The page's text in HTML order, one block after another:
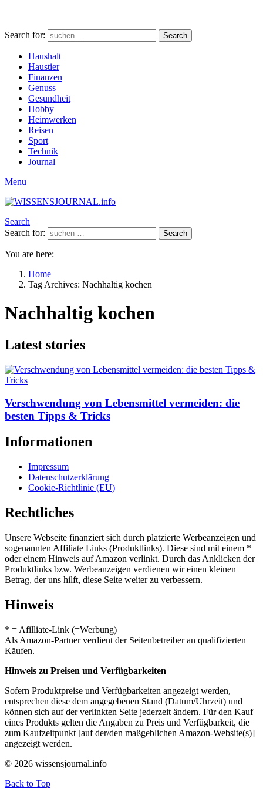
Search for: Search
Haushalt
Haustier
Finanzen
Genuss
Gesundheit
Hobby
Heimwerken
Reisen
Sport
Technik
Journal
Menu
Search
Search for:
Search
You are here:
Home
Tag Archives: Nachhaltig kochen
Nachhaltig kochen
Latest stories
Verschwendung von Lebensmittel vermeiden: die
besten Tipps & Tricks
Informationen
Impressum
Datenschutzerklärung
Cookie-Richtlinie (EU)
Rechtliches
Unsere Webseite finanziert sich durch platzierte Werbeanzeigen und
sogenannten Affiliate Links (Produktlinks). Diese sind mit einem *
oder einem Hinweis auf Amazon verlinkt. Durch das Anklicken der
Produktlinks bzw. Werbeanzeigen verdienen wir einen kleinen
Betrag, der uns hilft, diese Seite weiter zu verbessern.
Hinweis
* = Afilliate-Link (=Werbung)
Als Amazon-Partner verdient der Seitenbetreiber an qualifizierten
Käufen.
Hinweis zu Preisen und Verfügbarkeiten
Sofern Produktpreise und Verfügbarkeiten angezeigt werden,
entsprechen diese dem angegebenen Stand (Datum/Uhrzeit) und
können sich auf der verlinkten Seite jederzeit ändern. Für den Kauf
eines Produkts gelten die Angaben zu Preis und Verfügbarkeit, die
zum Kaufzeitpunkt [auf der/den maßgeblichen Amazon-Website(s)]
angezeigt werden.
© 2026 wissensjournal.info
Back to Top